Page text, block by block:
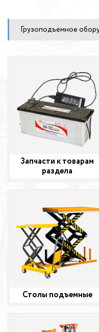
Грузоподъемное
Запчасти к товарам
раздела
Столы подъемные